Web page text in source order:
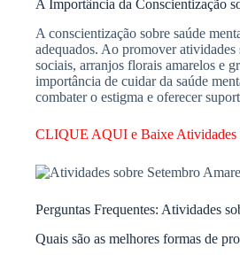
A Importância da Conscientização
A conscientização sobre saúde
adequados. Ao promover atividades
sociais, arranjos florais amarelos e
importância de cuidar da saúde
combater o estigma e oferecer
CLIQUE AQUI e Baixe
Perguntas Frequentes: Atividades
Quais são as melhores formas de